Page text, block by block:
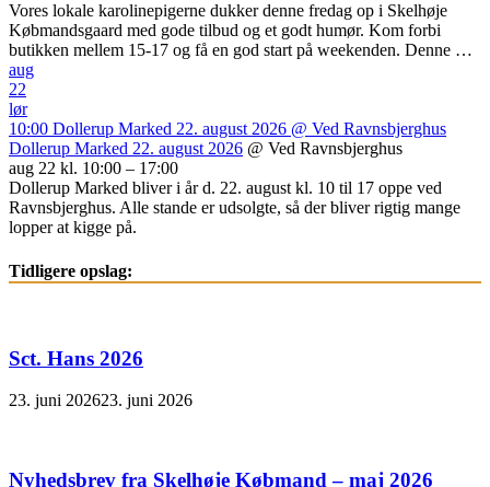
Vores lokale karolinepigerne dukker denne fredag op i Skelhøje
Købmandsgaard med gode tilbud og et godt humør. Kom forbi
butikken mellem 15-17 og få en god start på weekenden. Denne …
aug
22
lør
10:00 Dollerup Marked 22. august 2026 @ Ved Ravnsbjerghus
Dollerup Marked 22. august 2026 @ Ved Ravnsbjerghus
aug 22 kl. 10:00 – 17:00
Dollerup Marked bliver i år d. 22. august kl. 10 til 17 oppe ved
Ravnsbjerghus. Alle stande er udsolgte, så der bliver rigtig mange
lopper at kigge på.
Tidligere opslag:
Sct. Hans 2026
23. juni 202623. juni 2026
Nyhedsbrev fra Skelhøje Købmand – maj 2026